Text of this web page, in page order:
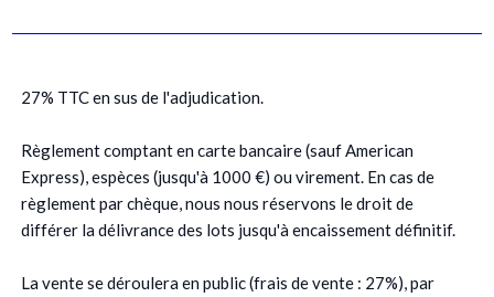
27% TTC en sus de l'adjudication.
Règlement comptant en carte bancaire (sauf American
Express), espèces (jusqu'à 1000 €) ou virement. En cas de
règlement par chèque, nous nous réservons le droit de
différer la délivrance des lots jusqu'à encaissement définitif.
La vente se déroulera en public (frais de vente : 27%), par